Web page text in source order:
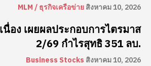
MLM / ธุรกิจเครือข่ายสิงหาคม 10, 2026
นื่อง เผยผลประกอบการไตรมาส
2/69 กำไรสุทธิ 351 ลบ.
Business Stocks สิงหาคม 10, 2026